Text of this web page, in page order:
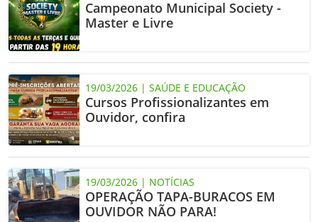
Campeonato Municipal Society -
Master e Livre
19/03/2026 | SAÚDE E EDUCAÇÃO
Cursos Profissionalizantes em
Ouvidor, confira
19/03/2026 | NOTÍCIAS
OPERAÇÃO TAPA-BURACOS EM
OUVIDOR NÃO PARA!